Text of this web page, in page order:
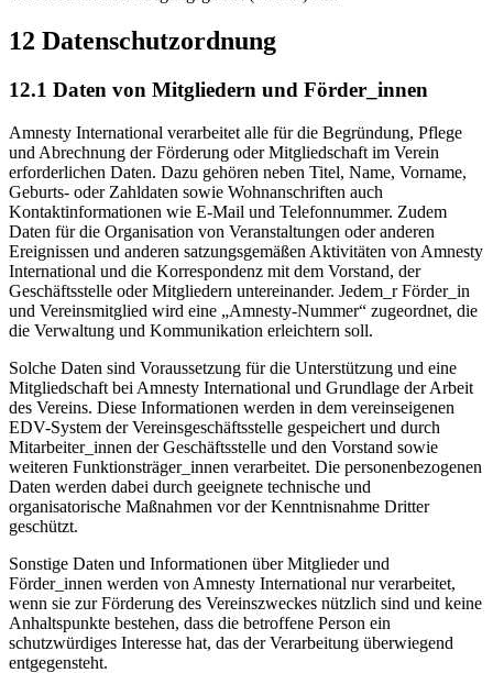
12 Datenschutzordnung
12.1 Daten von Mitgliedern und Förder_innen
Amnesty International verarbeitet alle für die Begründung, Pflege
und Abrechnung der Förderung oder Mitgliedschaft im Verein
erforderlichen Daten. Dazu gehören neben Titel, Name, Vorname,
Geburts- oder Zahldaten sowie Wohnanschriften auch
Kontaktinformationen wie E-Mail und Telefonnummer. Zudem
Daten für die Organisation von Veranstaltungen oder anderen
Ereignissen und anderen satzungsgemäßen Aktivitäten von Amnesty
International und die Korrespondenz mit dem Vorstand, der
Geschäftsstelle oder Mitgliedern untereinander. Jedem_r Förder_in
und Vereinsmitglied wird eine „Amnesty-Nummer“ zugeordnet, die
die Verwaltung und Kommunikation erleichtern soll.
Solche Daten sind Voraussetzung für die Unterstützung und eine
Mitgliedschaft bei Amnesty International und Grundlage der Arbeit
des Vereins. Diese Informationen werden in dem vereinseigenen
EDV-System der Vereinsgeschäftsstelle gespeichert und durch
Mitarbeiter_innen der Geschäftsstelle und den Vorstand sowie
weiteren Funktionsträger_innen verarbeitet. Die personenbezogenen
Daten werden dabei durch geeignete technische und
organisatorische Maßnahmen vor der Kenntnisnahme Dritter
geschützt.
Sonstige Daten und Informationen über Mitglieder und
Förder_innen werden von Amnesty International nur verarbeitet,
wenn sie zur Förderung des Vereinszweckes nützlich sind und keine
Anhaltspunkte bestehen, dass die betroffene Person ein
schutzwürdiges Interesse hat, das der Verarbeitung überwiegend
entgegensteht.